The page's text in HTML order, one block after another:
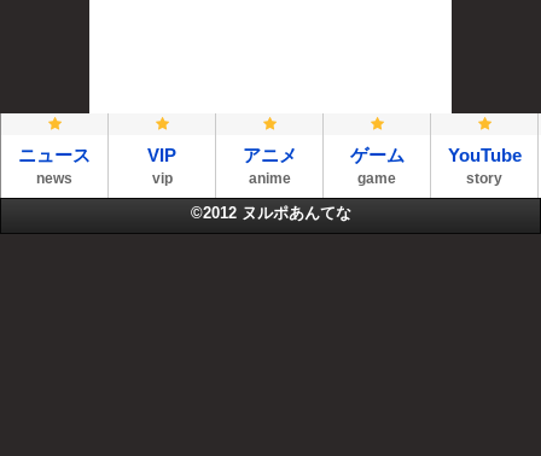
ニュース
news
VIP
vip
アニメ
anime
ゲーム
game
YouTube
story
©2012 ヌルポあんてな